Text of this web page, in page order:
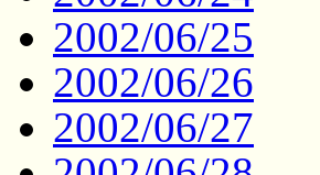
2002/06/25
2002/06/26
2002/06/27